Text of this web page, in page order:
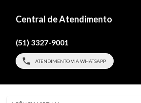
Central de Atendimento
(51) 3327-9001
ATENDIMENTO VIA WHATSAPP